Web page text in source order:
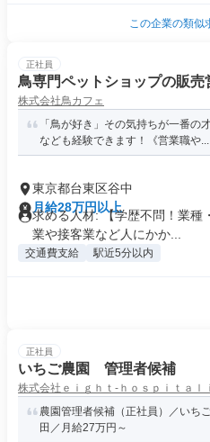
この企業の類似
正社員
鳥専門ペットショップの販売
株式会社鳥カフェ
「鳥が好き」その気持ちが一番
なども経験できます！《営業職や...
東京都台東区谷中
月給28万円以上
求める人材: 【学歴不問！業種
業や接客業など人にかか...
交通費支給 駅近5分以内
正社員
いちご農園 管理者候補
株式会社ｅｉｇｈｔ‐ｈｏｓｐｉｔａｌ
農園管理者候補（正社員）／いち
田／月給27万円～